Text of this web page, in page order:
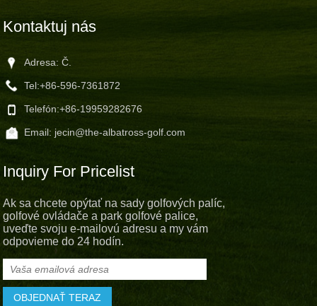
Kontaktuj nás
Adresa: Č.
Tel:+86-596-7361872
Telefón:+86-19959282676
Email: jecin@the-albatross-golf.com
Inquiry For Pricelist
Ak sa chcete opýtať na sady golfových palíc,
golfové ovládače a park golfové palice,
uveďte svoju e-mailovú adresu a my vám
odpovieme do 24 hodín.